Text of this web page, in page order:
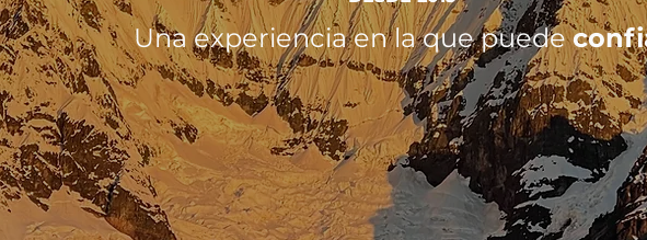
Una experiencia en la que puede